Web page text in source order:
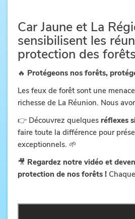
Car Jaune et La
sensibilisent les
protection des forêts
🔥 Protégeons nos forêts,
Les feux de forêt sont une
richesse de La Réunion. Nous
👉 Découvrez quelques réflexes
faire toute la différence pour
exceptionnels. 🌱
🎥 Regardez notre vidéo et
protection de nos forêts !